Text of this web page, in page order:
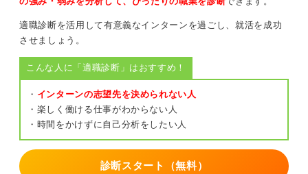
何のためにインターンをしたいのか、インターンを通し
て、何を学び、就職活動や今後のキャリアにどう活かし
自分のなかの優先順位を大切にしながら、納得のいく選
択をしていきましょう。
0
適職診断を活用して有意義なインターンを過ごし、就活を成功
させましょう。
こんな人に「適職診断」はおすすめ！
・ インターンの志望先を決められない人
・楽しく働ける仕事がわからない人
・時間をかけずに自己分析をしたい人
診断スタート（無料）